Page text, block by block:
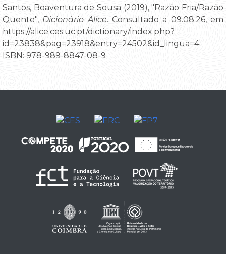
Santos, Boaventura de Sousa (2019), "Razão Fria/Razão
Quente", Dicionário Alice. Consultado a 09.08.26, em
https://alice.ces.uc.pt/dictionary/index.php?
id=23838&pag=23918&entry=24502&id_lingua=4.
ISBN: 978-989-8847-08-9